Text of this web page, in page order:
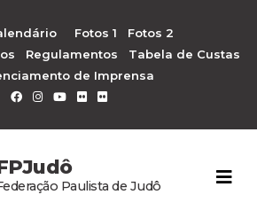
Fotos 1
Fotos 2
Regulamentos
Tabela de Custas
de Imprensa
Paulista de Judô